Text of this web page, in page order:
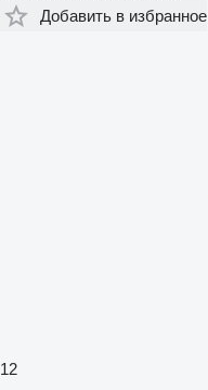
Добавить в избранное
12